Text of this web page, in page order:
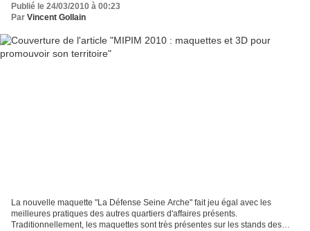
Publié le 24/03/2010 à 00:23
Par Vincent Gollain
La nouvelle maquette "La Défense Seine Arche" fait jeu égal avec les
meilleures pratiques des autres quartiers d'affaires présents.
Traditionnellement, les maquettes sont très présentes sur les stands des